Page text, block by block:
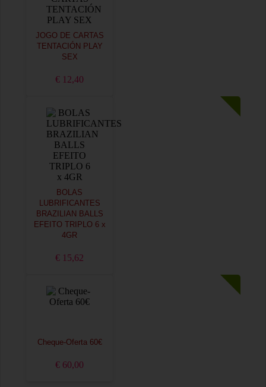
JOGO DE CARTAS
TENTACIÓN PLAY
SEX
€ 12,40
BOLAS
LUBRIFICANTES
BRAZILIAN BALLS
EFEITO TRIPLO 6 x
4GR
€ 15,62
Cheque-Oferta 60€
€ 60,00